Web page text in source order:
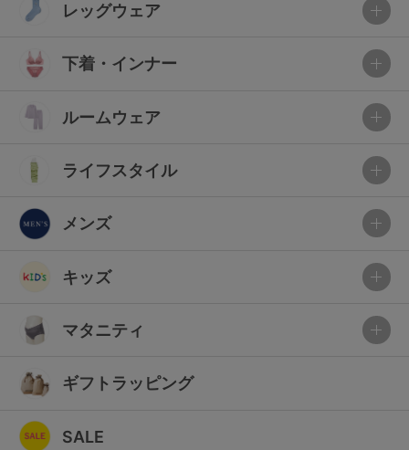
レッグウェア
下着・インナー
ルームウェア
ライフスタイル
メンズ
キッズ
マタニティ
ギフトラッピング
SALE